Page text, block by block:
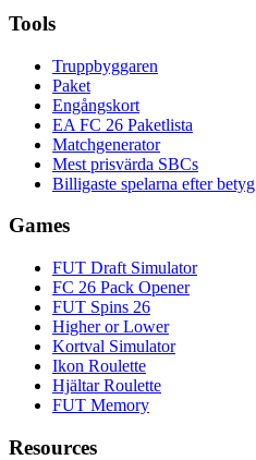
Tools
Truppbyggaren
Paket
Engångskort
EA FC 26 Paketlista
Matchgenerator
Mest prisvärda SBCs
Billigaste spelarna efter betyg
Games
FUT Draft Simulator
FC 26 Pack Opener
FUT Spins 26
Higher or Lower
Kortval Simulator
Ikon Roulette
Hjältar Roulette
FUT Memory
Resources